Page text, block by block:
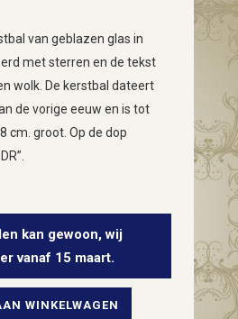
van geblazen glas in
met sterren en de tekst
wolk. De kerstbal dateert
de vorige eeuw en is tot
cm. groot. Op de dop
kan gewoon, wij
vanaf 15 maart.
WINKELWAGEN